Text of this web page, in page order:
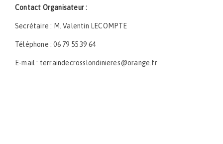
Contact Organisateur :
Secrétaire : M. Valentin LECOMPTE
Téléphone : 06 79 55 39 64
E-mail : terraindecrosslondinieres@orange.fr